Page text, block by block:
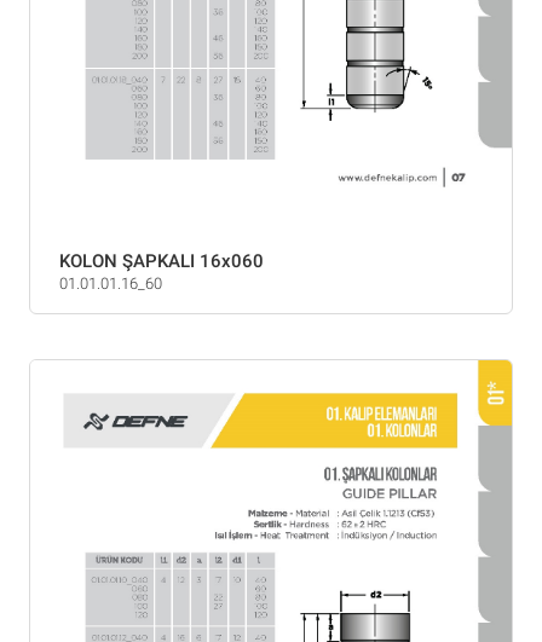
KOLON ŞAPKALI 16x060
01.01.01.16_60